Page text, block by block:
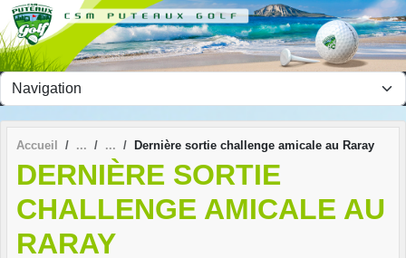
Accueil Dernière sortie challenge amicale au Raray
DERNIÈRE SORTIE
CHALLENGE AMICALE AU
RARAY
Panneau de gestion des cookies